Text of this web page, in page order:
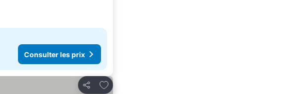
Consulter les prix
Partager
Ajouter à mes favoris